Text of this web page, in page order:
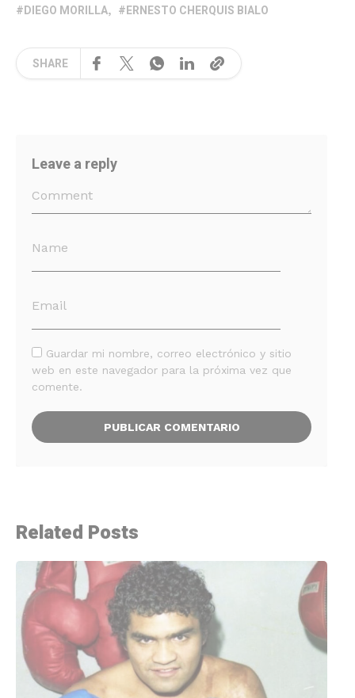
DIEGO MORILLA
ERNESTO CHERQUIS BIALO
SHARE
Leave a reply
Guardar mi nombre, correo electrónico y sitio
web en este navegador para la próxima vez que
comente.
Related Posts